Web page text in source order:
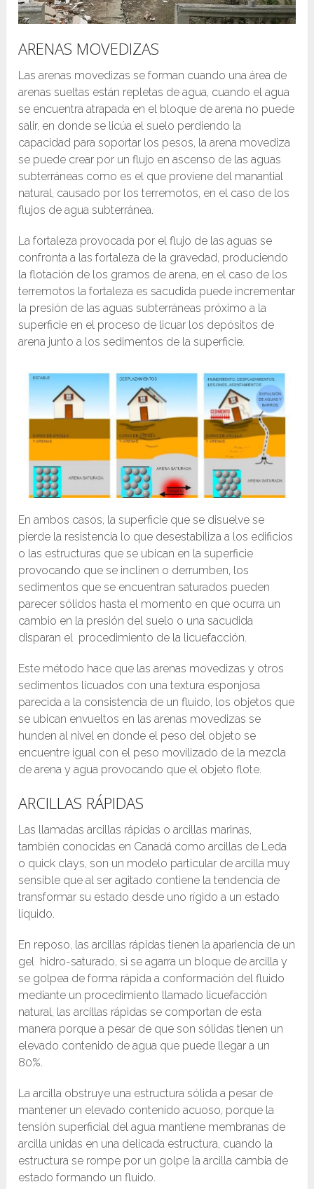
ARENAS MOVEDIZAS
Las arenas movedizas se forman cuando una área de
arenas sueltas están repletas de agua, cuando el agua
se encuentra atrapada en el bloque de arena no puede
salir, en donde se licúa el suelo perdiendo la
capacidad para soportar los pesos, la arena movediza
se puede crear por un flujo en ascenso de las aguas
subterráneas como es el que proviene del manantial
natural, causado por los terremotos, en el caso de los
flujos de agua subterránea.
La fortaleza provocada por el flujo de las aguas se
confronta a las fortaleza de la gravedad, produciendo
la flotación de los gramos de arena, en el caso de los
terremotos la fortaleza es sacudida puede incrementar
la presión de las aguas subterráneas próximo a la
superficie en el proceso de licuar los depósitos de
arena junto a los sedimentos de la superficie.
En ambos casos, la superficie que se disuelve se
pierde la resistencia lo que desestabiliza a los edificios
o las estructuras que se ubican en la superficie
provocando que se inclinen o derrumben, los
sedimentos que se encuentran saturados pueden
parecer sólidos hasta el momento en que ocurra un
cambio en la presión del suelo o una sacudida
disparan el procedimiento de la licuefacción.
Este método hace que las arenas movedizas y otros
sedimentos licuados con una textura esponjosa
parecida a la consistencia de un fluido, los objetos que
se ubican envueltos en las arenas movedizas se
hunden al nivel en donde el peso del objeto se
encuentre igual con el peso movilizado de la mezcla
de arena y agua provocando que el objeto flote.
ARCILLAS RÁPIDAS
Las llamadas arcillas rápidas o arcillas marinas,
también conocidas en Canadá como arcillas de Leda
o quick clays, son un modelo particular de arcilla muy
sensible que al ser agitado contiene la tendencia de
transformar su estado desde uno rígido a un estado
líquido.
En reposo, las arcillas rápidas tienen la apariencia de un
gel hidro-saturado, si se agarra un bloque de arcilla y
se golpea de forma rápida a conformación del fluido
mediante un procedimiento llamado licuefacción
natural, las arcillas rápidas se comportan de esta
manera porque a pesar de que son sólidas tienen un
elevado contenido de agua que puede llegar a un
80%.
La arcilla obstruye una estructura sólida a pesar de
mantener un elevado contenido acuoso, porque la
tensión superficial del agua mantiene membranas de
arcilla unidas en una delicada estructura, cuando la
estructura se rompe por un golpe la arcilla cambia de
estado formando un fluido.